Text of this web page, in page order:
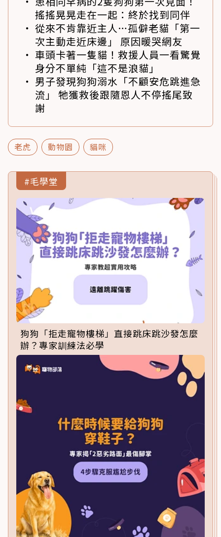
搖搖晃晃走在一起：終於找到同伴
從來不肯靠近主人…孤僻老貓「第一
次主動走近床邊」 原因暖哭網友
車頭卡著一隻貓！救援人員一看驚覺
身分不單純「這不是浪貓」
男子發現狗狗溺水「不顧安危跳進急
流」 牠獲救後跟隨恩人不停搖尾致
謝
老虎 動物園 貓咪
#毛學堂
狗狗「拒走寵物樓梯」直接跳床跳沙發怎麼
辦？專家訓練法必學